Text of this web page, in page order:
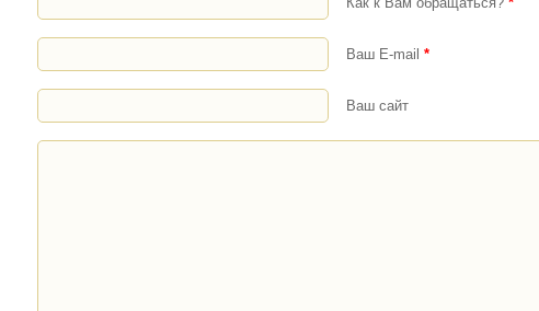
Ваш E-mail *
Ваш сайт